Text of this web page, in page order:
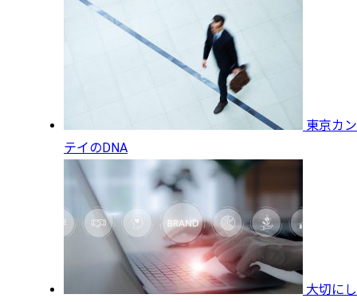
東京カン
テイのDNA
大切にし